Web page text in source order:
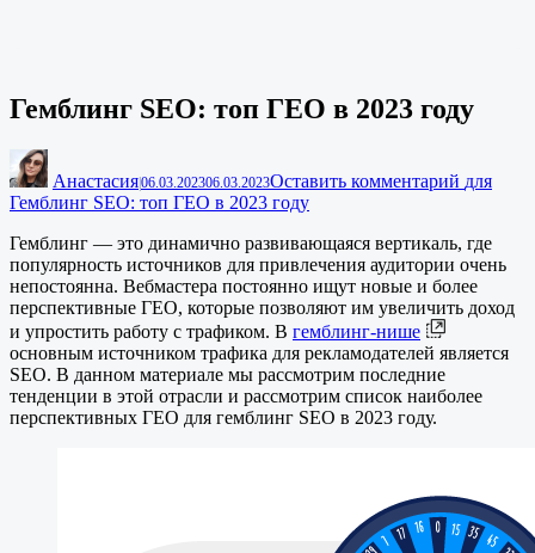
Гемблинг SEO: топ ГЕО в 2023 году
Анастасия06.03.202306.03.2023Оставить комментарий для
Гемблинг SEO: топ ГЕО в 2023 году
Гемблинг — это динамично развивающаяся вертикаль, где
популярность источников для привлечения аудитории очень
непостоянна. Вебмастера постоянно ищут новые и более
перспективные ГЕО, которые позволяют им увеличить доход
и упростить работу с трафиком. В гемблинг-нише
основным источником трафика для рекламодателей является
SEO. В данном материале мы рассмотрим последние
тенденции в этой отрасли и рассмотрим список наиболее
перспективных ГЕО для гемблинг SEO в 2023 году.